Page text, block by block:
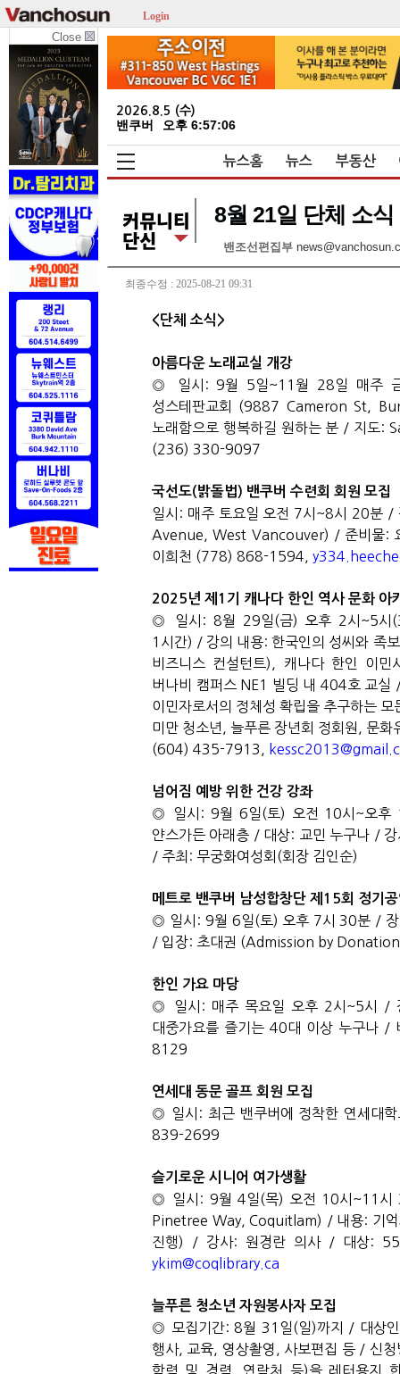
Login
Close
2026.8.5 (수)
밴쿠버 오후 6:57:07
뉴스홈 뉴스 부동산
8월 21일 단체 소식
밴조선편집부
최종수정 : 2025-08-21 09:31
<단체 소식 >
아름다운 노래교실 개강
◎ 일시 : 9월 5일~11 월 28일 매주
성스테판교회
(9887 Cameron St,
노래함으로 행복하길 원하는 분 / 지도 :
(236) 330-9097
국선도( 밝돌법) 밴쿠버 수련회 회원 모집
일시 : 매주 토요일 오전 7시 ~8시 20분 /
Avenue, West Vancouver) / 준비물:
이희천 (778) 868-1594,
2025 년 제 1 기 캐나다 한인 역사 문화 아
◎ 일시 : 8월 29일(금) 오후 2시 ~5시
1 시간) / 강의 내용:한국인의 성씨와 족보
비즈니스 컨설턴트), 캐나다 한인 이민
버나비 캠퍼스 NE1 빌딩 내 404호 교실
이민자로서의 정체성 확립을 추구하는 모
미만 청소년
늘푸른 장년회 정회원
문화
(604) 435-7913,
넘어짐 예방 위한 건강 강좌
◎ 일시 : 9월 6일(토) 오전 10시 ~오후
얀스가든 아래층 / 대상: 교민 누구나 /
/ 주최 : 무궁화여성회 (회장 김인순)
메트로 밴쿠버 남성합창단 제 15회 정기
◎ 일시 : 9월 6일(토) 오후 7시 30분 /
/ 입장: 초대권 (Admission by
한인 가요 마당
◎ 일시 : 매주 목요일 오후2시 ~5시 /
대중가요를 즐기는 40대 이상 누구나 /
8129
연세대 동문 골프 회원 모집
◎ 일시 : 최근 밴쿠버에 정착한 연세대
839-2699
슬기로운 시니어 여가생활
◎ 일시 : 9월 4일(목) 오전 10시 ~11 시
Pinetree Way, Coquitlam) / 내용: 기
진행) / 강사: 원경란 의사/ 대상: 55
ykim@coqlibrary.ca
늘푸른 청소년 자원봉사자 모집
◎ 모집기간: 8월 31 일(일)까지 / 대상
행사, 교육 영상촬영 사보편집 등/ 신청
학력 및 경력
연락처 등)을 레터용지